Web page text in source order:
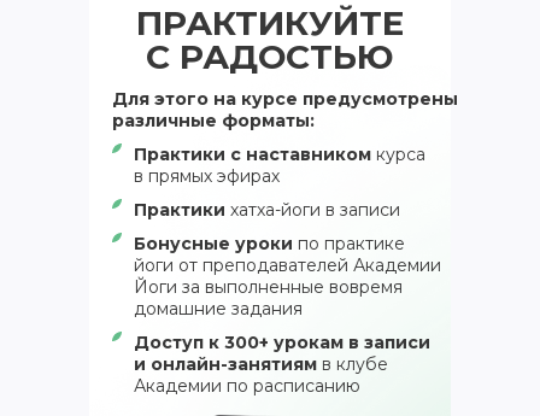
ПРАКТИКУЙТЕ
С РАДОСТЬЮ
Для этого на курсе предусмотрены
различные форматы:
Практики с наставником курса
в прямых эфирах
Практики хатха-йоги в записи
Бонусные уроки по практике
йоги от преподавателей Академии
Йоги за выполненные вовремя
домашние задания
Доступ к 300+ урокам в записи
и онлайн-занятиям в клубе
Академии по расписанию